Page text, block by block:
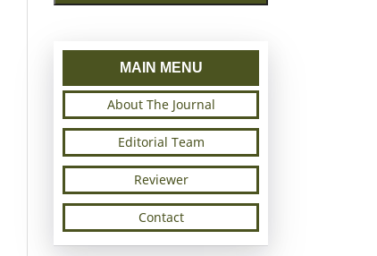
MAIN MENU
About The Journal
Editorial Team
Reviewer
Contact